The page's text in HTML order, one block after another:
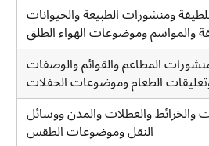
ومنشورات الطبيعة والحيوانات
والمواسم وموضوعات الهواء الطلق
المطاعم والقوائم والوصفات
الطعام وموضوعات الحفلات
والخرائط والعطلات والمدن ووسائل
النقل وموضوعات الطقس